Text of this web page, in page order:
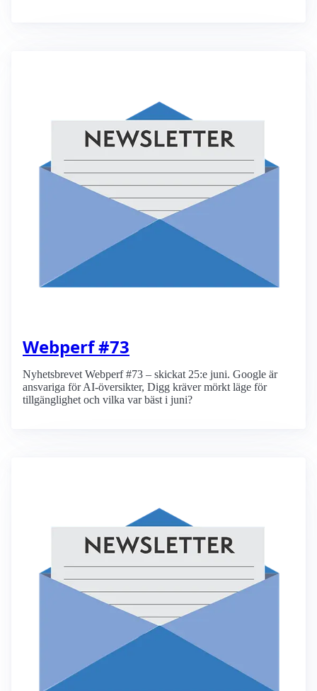
Webperf #73
Nyhetsbrevet Webperf #73 – skickat 25:e juni. Google är
ansvariga för AI-översikter, Digg kräver mörkt läge för
tillgänglighet och vilka var bäst i juni?